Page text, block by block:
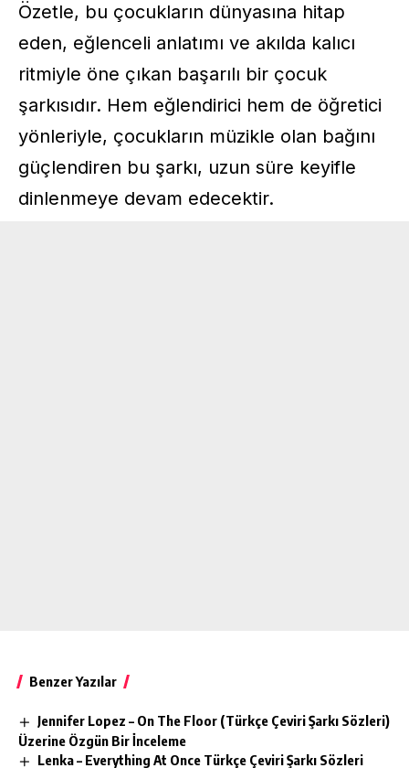
Özetle, bu çocukların dünyasına hitap
eden, eğlenceli anlatımı ve akılda kalıcı
ritmiyle öne çıkan başarılı bir çocuk
şarkısıdır. Hem eğlendirici hem de öğretici
yönleriyle, çocukların müzikle olan bağını
güçlendiren bu şarkı, uzun süre keyifle
dinlenmeye devam edecektir.
Benzer Yazılar
Jennifer Lopez – On The Floor (Türkçe Çeviri Şarkı Sözleri)
Üzerine Özgün Bir İnceleme
Lenka – Everything At Once Türkçe Çeviri Şarkı Sözleri